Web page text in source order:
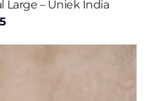
Large – Uniek India